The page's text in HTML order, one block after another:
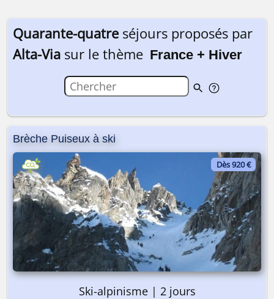
Quarante-quatre séjours proposés par
Alta-Via sur le thème France + Hiver
Brèche Puiseux à ski
Dès 920 €
Ski-alpinisme | 2 jours